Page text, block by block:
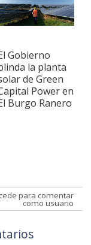
Gobierno
la planta
de Green
Power en
Burgo Ranero
para comentar
como usuario